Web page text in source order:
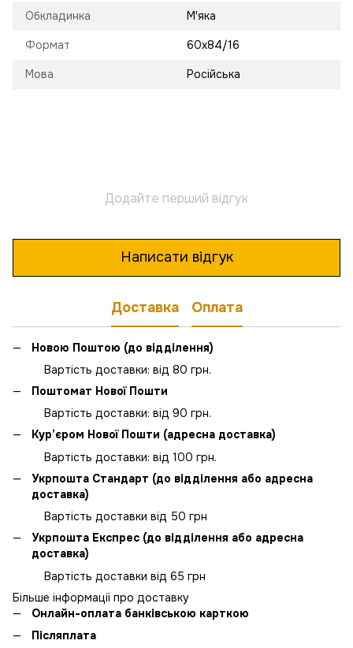
Обкладинка М'яка
Формат 60х84/16
Мова Російська
Додайте перший відгук
Написати відгук
Доставка Оплата
Новою Поштою (до відділення)
Вартість доставки: від 80 грн.
Поштомат Нової Пошти
Вартість доставки: від 90 грн.
Кур’єром Нової Пошти (адресна доставка)
Вартість доставки: від 100 грн.
Укрпошта Стандарт (до відділення або адресна
доставка)
Вартість доставки від 50 грн
Укрпошта Експрес (до відділення або адресна
доставка)
Вартість доставки від 65 грн
Більше інформації про доставку
Онлайн-оплата банківською карткою
Післяплата